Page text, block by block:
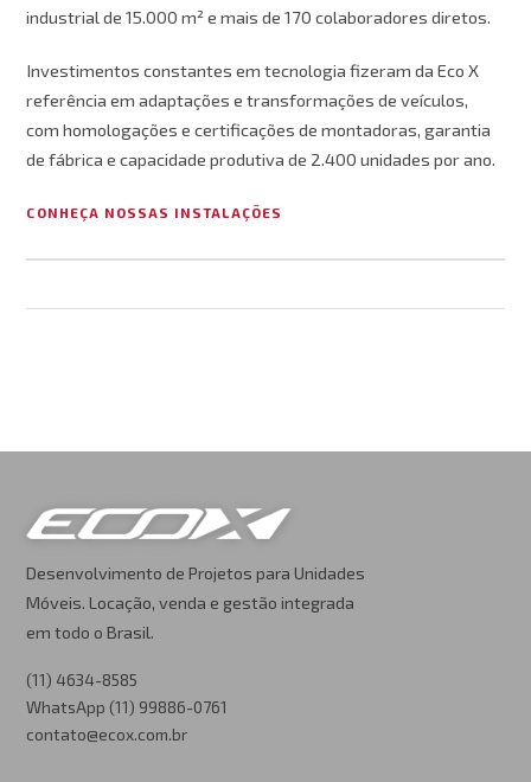
industrial de 15.000 m² e mais de 170 colaboradores diretos.
Investimentos constantes em tecnologia fizeram da Eco X
referência em adaptações e transformações de veículos,
com homologações e certificações de montadoras, garantia
de fábrica e capacidade produtiva de 2.400 unidades por ano.
CONHEÇA NOSSAS INSTALAÇÕES
Desenvolvimento de Projetos para Unidades
Móveis. Locação, venda e gestão integrada
em todo o Brasil.
(11) 4634-8585
WhatsApp (11) 99886-0761
contato@ecox.com.br